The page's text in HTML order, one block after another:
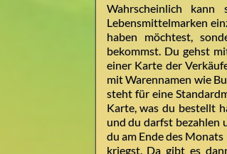
Wahrscheinlich
Lebensmittelmarken
haben möchtest,
bekommst. Du gehst
einer Karte der
mit Warennamen wie
steht für eine
Karte, was du bestellt
und du darfst bezahlen
du am Ende des
kriegst. Da gibt es